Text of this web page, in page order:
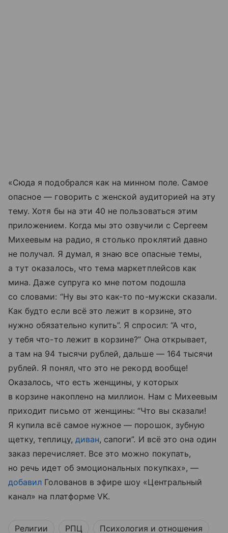
«Сюда я подобрался как на минном поле. Самое
опасное — говорить с женской аудиторией на эту
тему. Хотя бы на эти 40 не пользоваться этим
приложением. Когда мы это озвучили с Сергеем
Михеевым на радио, я столько проклятий давно
не получал. Я думал, я знаю все опасные темы,
а тут оказалось, что тема маркетплейсов как
мина. Даже супруга ко мне потом подошла
со словами: “Ну вы это как-то по-мужски сказали.
Как будто если всё это лежит в корзине, это
нужно обязательно купить”. Я спросил: “А что,
у тебя что-то лежит в корзине?” Она открывает,
а там на 94 тысячи рублей, дальше — 164 тысячи
рублей. Я понял, что это не рекорд вообще!
Оказалось, что есть женщины, у которых
в корзине накоплено на миллион. Нам с Михеевым
приходит письмо от женщины: “Что вы сказали!
Я купила всё самое нужное — порошок, зубную
щетку, теплицу, диван, сапоги”. И всё это она один
заказ перечисляет. Все это можно покупать,
но речь идет об эмоциональных покупках», —
добавил Голованов в эфире шоу «Центральный
канал» на платформе VK.
Религии РПЦ Психология и отношения